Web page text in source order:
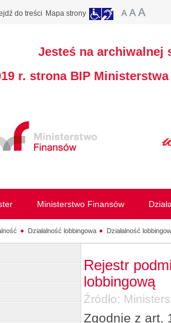
do treści Mapa strony
Jesteś na archiwalnej
r. strona BIP
Ministerstwo Finansów
Działalność lobbingowa Działalność
Rejestr
lobbingową
Źródło:
Zgodnie z art.